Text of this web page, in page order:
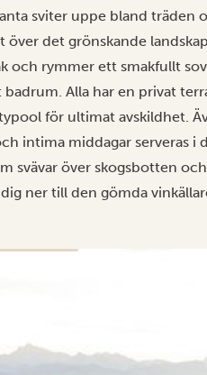
sviter uppe bland träden
över det grönskande
och rymmer ett smakfullt
Alla har en privat
för ultimat avskildhet.
intima middagar serveras i
svävar över skogsbotten
ner till den gömda